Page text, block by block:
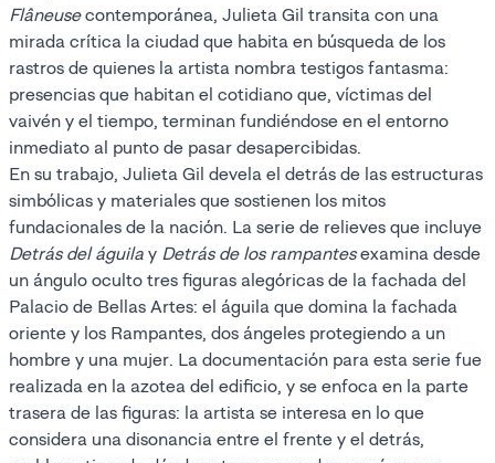
Flâneusecontemporánea, Julieta Gil transita con una
mirada crítica la ciudad que habita en búsqueda de los
rastros de quienes la artista nombra testigos fantasma:
presencias que habitan el cotidiano que, víctimas del
vaivén y el tiempo, terminan fundiéndose en el entorno
inmediato al punto de pasar desapercibidas.
En su trabajo, Julieta Gil devela el detrás de las estructuras
simbólicas y materiales que sostienen los mitos
fundacionales de la nación. La serie de relieves que incluye
Detrás del águila y Detrás de los rampantesexamina desde
un ángulo oculto tres figuras alegóricas de la fachada del
Palacio de Bellas Artes: el águila que domina la fachada
oriente y los Rampantes, dos ángeles protegiendo a un
hombre y una mujer. La documentación para esta serie fue
realizada en la azotea del edificio, y se enfoca en la parte
trasera de las figuras: la artista se interesa en lo que
considera una disonancia entre el frente y el detrás,